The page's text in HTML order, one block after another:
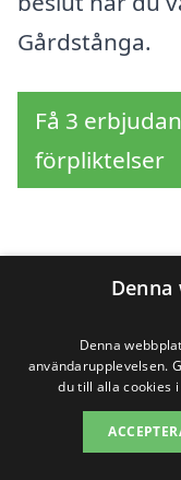
Gårdstånga.
Få 3
förpliktelser
Sök
städer
Denna
användarupplevelsen.
du till alla cookies